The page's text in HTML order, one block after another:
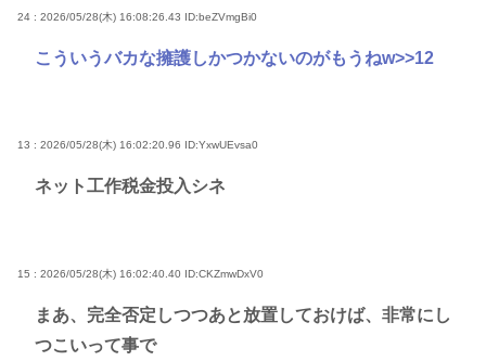
24 : 2026/05/28(木) 16:08:26.43 ID:beZVmgBi0
こういうバカな擁護しかつかないのがもうねw>>12
13 : 2026/05/28(木) 16:02:20.96 ID:YxwUEvsa0
ネット工作税金投入シネ
15 : 2026/05/28(木) 16:02:40.40 ID:CKZmwDxV0
まあ、完全否定しつつあと放置しておけば、非常にし
つこいって事で